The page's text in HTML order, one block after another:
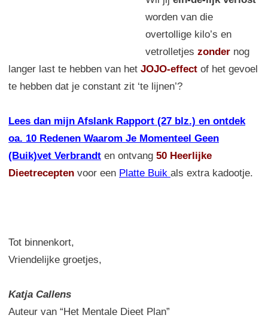
worden van die
overtollige kilo’s en
vetrolletjes zondernog
langer last te hebben van het JOJO-effect of het gevoel
te hebben dat je constant zit ‘te lijnen’?
Lees dan mijn Afslank Rapport (27 blz.) en ontdek
oa. 10 Redenen Waarom Je Momenteel Geen
(Buik)vet Verbrandt en ontvang 50 Heerlijke
Dieetrecepten voor een Platte Buik als extra kadootje.
Tot binnenkort,
Vriendelijke groetjes,
Katja Callens
Auteur van “Het Mentale Dieet Plan”